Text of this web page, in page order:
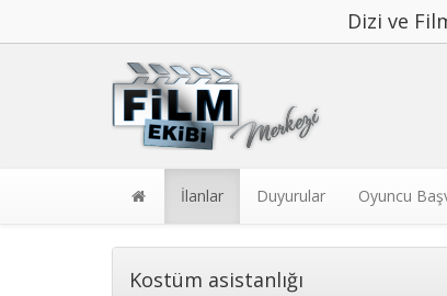
Dizi ve
İlanlar Duyurular Oyuncu
Kostüm asistanlığı